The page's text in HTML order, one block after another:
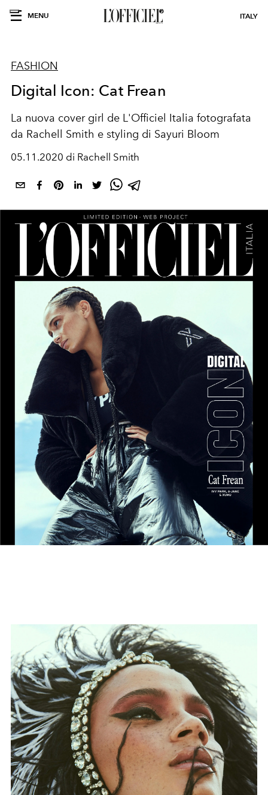
MENU ITALY
FASHION
Digital Icon: Cat Frean
La nuova cover girl de L'Officiel Italia fotografata
da Rachell Smith e styling di Sayuri Bloom
05.11.2020 di Rachell Smith